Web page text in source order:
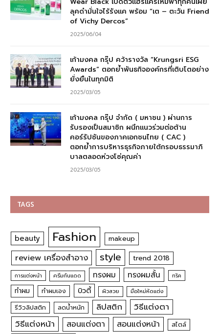
ลุคดำมั่นใจไร้รังแค พร้อม “เต – ตะวัน Friend
of Vichy Dercos”
2025/06/04
เก้ามงคล กรุ๊ป คว้ารางวัล “Krungsri ESG
Awards” ตอกย้ำพันธกิจองค์กรที่เติบโตอย่าง
ยั่งยืนในทุกมิติ
2025/03/05
เก้ามงคล กรุ๊ป จำกัด ( มหาชน ) ผ่านการ
รับรองเป็นสมาชิก ผนึกแนวร่วมต่อต้าน
คอร์รัปชันของภาคเอกชนไทย ( CAC )
ตอกย้ำการบริหารธุรกิจภายใต้กรอบธรรมาภิ
บาลตลอดห่วงโซ่คุณค่า
2025/03/05
TAGS
beauty Fashion makeup
review เครื่องสำอาง style trend 2018
การแต่งหน้า ครีมกันแดด ทรงผม ทรงผมสั้น ทริค
ทำผม ทำผมเอง บิวตี้ ผิวสวย มือใหม่หัดแต่ง
รีวิวลิปสติก ลดน้ำหนัก ลิปสติก
วิธีแต่งตา
วิธีแต่งหน้า
สอนแต่งตา สอนแต่งหน้า สไตล์